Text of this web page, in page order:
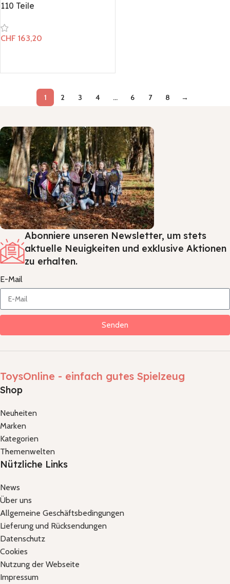
110 Teile
CHF 163,20
1 2 3 4 … 6 7 8 →
Abonniere unseren Newsletter, um stets
aktuelle Neuigkeiten und exklusive Aktionen
zu erhalten.
E-Mail
Senden
ToysOnline - einfach gutes Spielzeug
Shop
Neuheiten
Marken
Kategorien
Themenwelten
Nützliche Links
News
Über uns
Allgemeine Geschäftsbedingungen
Lieferung und Rücksendungen
Datenschutz
Cookies
Nutzung der Webseite
Impressum